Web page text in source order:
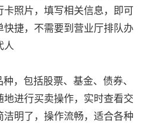
照片，填写相关信息，即可
快捷，不需要到营业厅排队办
人
，包括股票、基金、债券、
进行买卖操作，实时查看交
明了，操作流畅，适合各种